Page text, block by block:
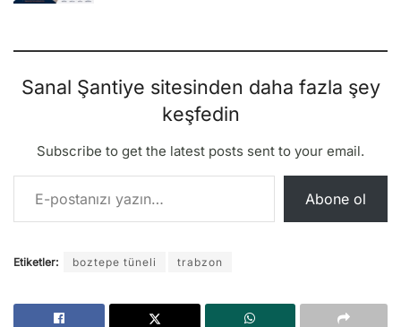
Sanal Şantiye sitesinden daha fazla şey
keşfedin
Subscribe to get the latest posts sent to your email.
E-postanızı yazın…
Abone ol
Etiketler: boztepe tüneli trabzon